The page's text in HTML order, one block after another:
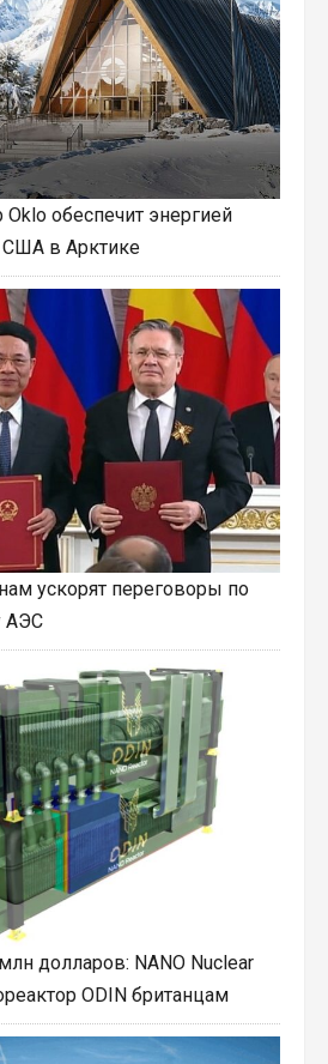
обеспечит энергией
в Арктике
ускорят переговоры по
АЭС
долларов: NANO Nuclear
ODIN британцам